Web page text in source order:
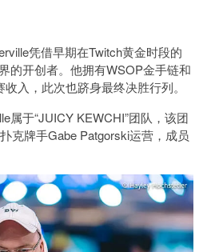
凭借早期在Twitch黄金时段的
的开创者。他拥有WSOP金手链和
入，此次也跻身最终决胜行列。
属于“JUICY KEWCHI”团队，该团
克牌手Gabe Patgorski运营，成员